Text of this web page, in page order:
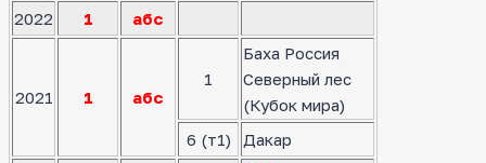
2022
1 абс
2021 1 абс
1
Баха Россия
Северный лес
(Кубок мира)
6 (т1)
Дакар